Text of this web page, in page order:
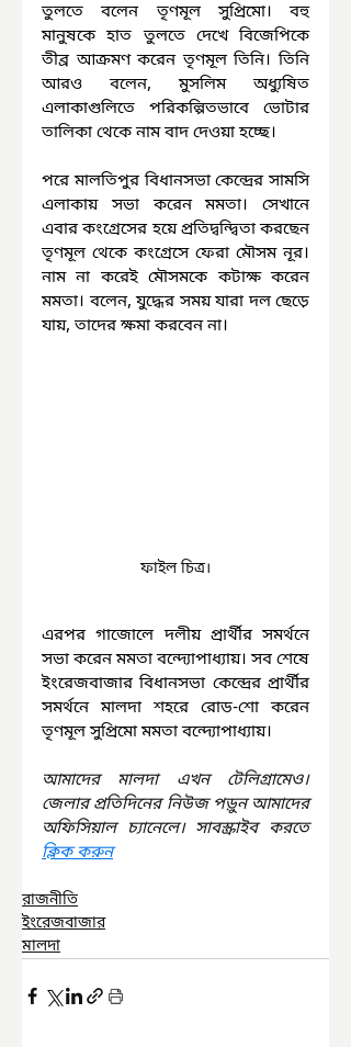
তুলতে বলেন তৃণমূল সুপ্রিমো। বহু
মানুষকে হাত তুলতে দেখে বিজেপিকে
তীব্র আক্রমণ করেন তৃণমূল তিনি। তিনি
আরও বলেন, মুসলিম অধ্যুষিত
এলাকাগুলিতে পরিকল্পিতভাবে ভোটার
তালিকা থেকে নাম বাদ দেওয়া হচ্ছে।
পরে মালতিপুর বিধানসভা কেন্দ্রের সামসি
এলাকায় সভা করেন মমতা। সেখানে
এবার কংগ্রেসের হয়ে প্রতিদ্বন্দ্বিতা করছেন
তৃণমূল থেকে কংগ্রেসে ফেরা মৌসম নূর।
নাম না করেই মৌসমকে কটাক্ষ করেন
মমতা। বলেন, যুদ্ধের সময় যারা দল ছেড়ে
যায়, তাদের ক্ষমা করবেন না।
ফাইল চিত্র।
এরপর গাজোলে দলীয় প্রার্থীর সমর্থনে
সভা করেন মমতা বন্দ্যোপাধ্যায়। সব শেষে
ইংরেজবাজার বিধানসভা কেন্দ্রের প্রার্থীর
সমর্থনে মালদা শহরে রোড-শো করেন
তৃণমূল সুপ্রিমো মমতা বন্দ্যোপাধ্যায়।
আমাদের মালদা এখন টেলিগ্রামেও।
জেলার প্রতিদিনের নিউজ পড়ুন আমাদের
অফিসিয়াল চ্যানেলে। সাবস্ক্রাইব করতে
ক্লিক করুন
রাজনীতি
ইংরেজবাজার
মালদা